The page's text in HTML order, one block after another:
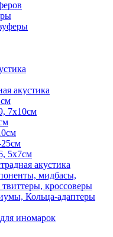
акустика
7х10см
5х7см
акустика
мидбасы,
кроссоверы
Кольца-адаптеры
иномарок